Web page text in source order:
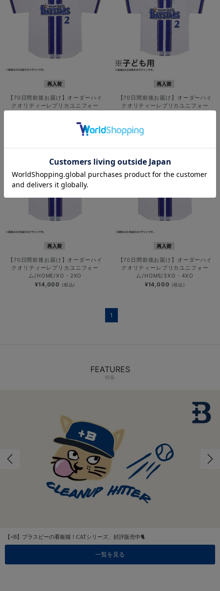
再入荷
【70日間前後お届け】オーダーハイ
クオリティーレプリカユニフォー
再入荷
【70日間前後お届け】オーダーハイ
クオリティーレプリカユニフォー
再入荷
【70日間前後お届け】オーダーハイ
クオリティーレプリカユニフォー
ム/HOME/XO・2XO
¥14,000 (税込)
再入荷
【70日間前後お届け】オーダーハイ
クオリティーレプリカユニフォー
ム/HOME/3XO・4XO
¥14,000 (税込)
1
FEATURES
特集
【+B】プラスビーの看板猫！CATシリーズ、好評販売中🐈
一覧を見る